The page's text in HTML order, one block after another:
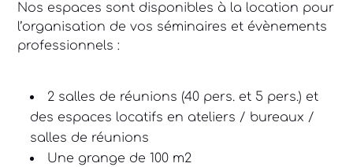
Nos espaces sont disponibles à la location pour
l’organisation de vos séminaires et évènements
professionnels :
2 salles de réunions (40 pers. et 5 pers.) et
des espaces locatifs en ateliers / bureaux /
salles de réunions
Une grange de 100 m2